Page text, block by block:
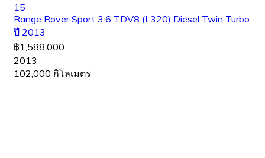
15
Range Rover Sport 3.6 TDV8 (L320) Diesel Twin Turbo
ปี 2013
฿1,588,000
2013
102,000 กิโลเมตร